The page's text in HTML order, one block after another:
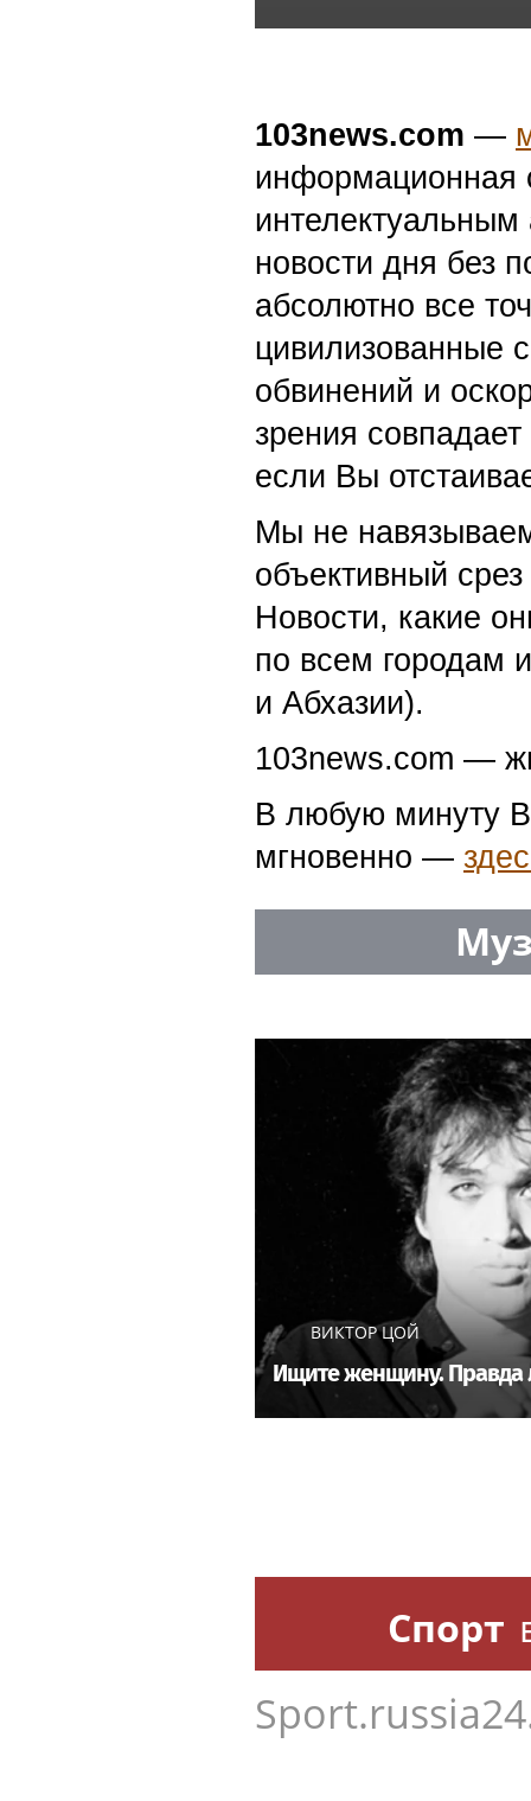
103news.com —
информационная
новости дня без
абсолютно все
цивилизованные
обвинений и
зрения
если Вы
Мы не
объективный
Новости, какие
по всем городам
и Абхазии).
103news.com —
В любую минуту
мгновенно —
ВИКТОР ЦОЙ
Ищите женщину. Правда
Спорт